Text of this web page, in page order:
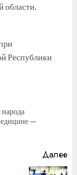
области.
Республики
—
Далее